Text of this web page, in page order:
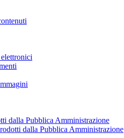
dalla Pubblica Amministrazione
dalla Pubblica Amministrazione